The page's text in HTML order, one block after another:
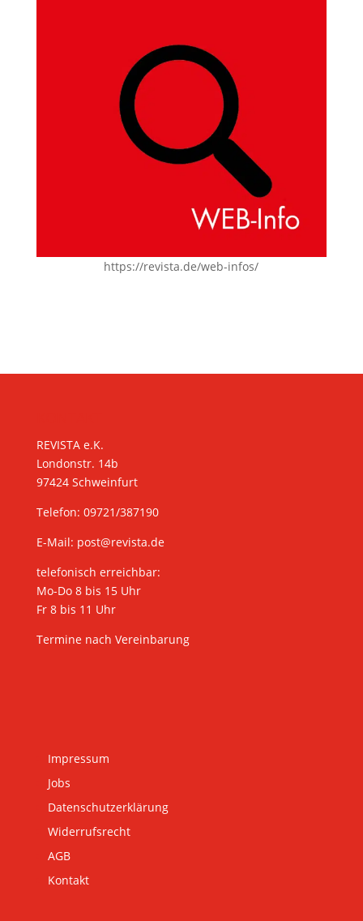
https://revista.de/web-infos/
REVISTA e.K.
Londonstr. 14b
97424 Schweinfurt
Telefon: 09721/387190
E-Mail: post@revista.de
telefonisch erreichbar:
Mo-Do 8 bis 15 Uhr
Fr 8 bis 11 Uhr
Termine nach Vereinbarung
Impressum
Jobs
Datenschutzerklärung
Widerrufsrecht
AGB
Kontakt